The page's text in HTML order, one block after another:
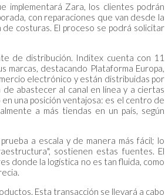
implementará Zara, los clientes podrán
con reparaciones que van desde la
costuras. El proceso se podrá solicitar
de distribución. Inditex cuenta con 11
marcas, destacando Plataforma Europa,
electrónico y están distribuidas por
abastecer al canal en línea y a ciertas
una posición ventajosa: es el centro de
a más tiendas en un país, según
a escala y de manera más fácil; lo
sostienen estas fuentes. El
donde la logística no es tan fluida, como
Esta transacción se llevará a cabo